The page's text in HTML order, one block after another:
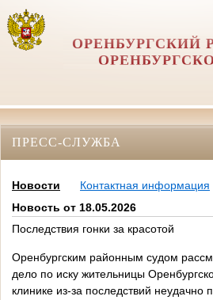
ОРЕНБУРГСКИЙ
ПРЕСС-СЛУЖБА
Новости
Контактная информация
Новость от 18.05.2026
Последствия гонки за красотой
Оренбургским районным судом
дело по иску жительницы
клинике из-за последствий неудачно